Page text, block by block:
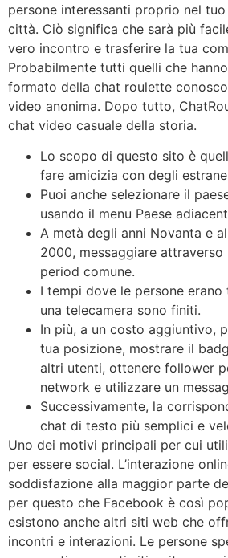
persone interessanti proprio nel tuo
città. Ciò significa che sarà più
vero incontro e trasferire la tua
Probabilmente tutti quelli che
formato della chat roulette
video anonima. Dopo tutto,
chat video casuale della storia.
Lo scopo di questo sito è
fare amicizia con degli
Puoi anche selezionare il
usando il menu Paese
A metà degli anni Novanta e
2000, messaggiare
period comune.
I tempi dove le persone
una telecamera sono finiti.
In più, a un costo aggiuntivo,
tua posizione, mostrare il
altri utenti, ottenere follower
network e utilizzare un
Successivamente, la
chat di testo più semplici e
Uno dei motivi principali per cui
per essere social. L’interazione
soddisfazione alla maggior parte
per questo che Facebook è così
esistono anche altri siti web che
incontri e interazioni. Le persone